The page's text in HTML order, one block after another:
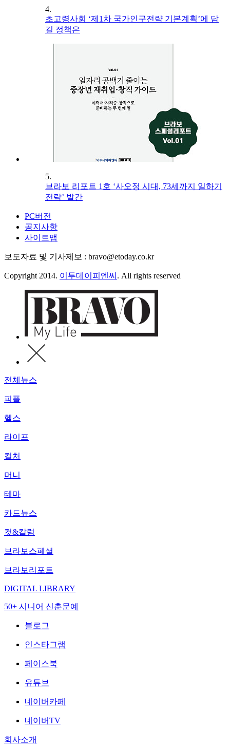
4.
초고령사회 ‘제1차 국가인구전략 기본계획’에 담
길 정책은
5.
브라보 리포트 1호 ‘사오정 시대, 73세까지 일하기
전략’ 발간
PC버전
공지사항
사이트맵
보도자료 및 기사제보 : bravo@etoday.co.kr
Copyright 2014. 이투데이피엔씨 . All rights reserved
전체뉴스
피플
헬스
라이프
컬처
머니
테마
카드뉴스
컷&칼럼
브라보스페셜
브라보리포트
DIGITAL LIBRARY
50+ 시니어 신춘문예
블로그
인스타그램
페이스북
유튜브
네이버카페
네이버TV
회사소개